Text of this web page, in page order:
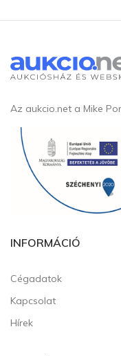
Az aukcio.net a Mike
INFORMÁCIÓ
Cégadatok
Kapcsolat
Hírek